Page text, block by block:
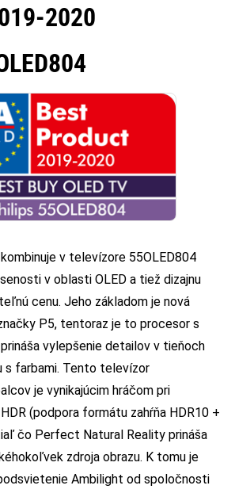
2020
v televízore 55OLED804
v oblasti OLED a tiež dizajnu
cenu. Jeho základom je nová
P5, tentoraz je to procesor s
vylepšenie detailov v tieňoch
s farbami. Tento televízor
je vynikajúcim hráčom pri
(podpora formátu zahŕňa HDR10 +
čo Perfect Natural Reality prináša
zdroja obrazu. K tomu je
Ambilight od spoločnosti